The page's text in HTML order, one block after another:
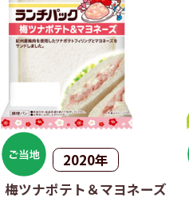
2020年
梅ツナポテト＆マヨネーズ